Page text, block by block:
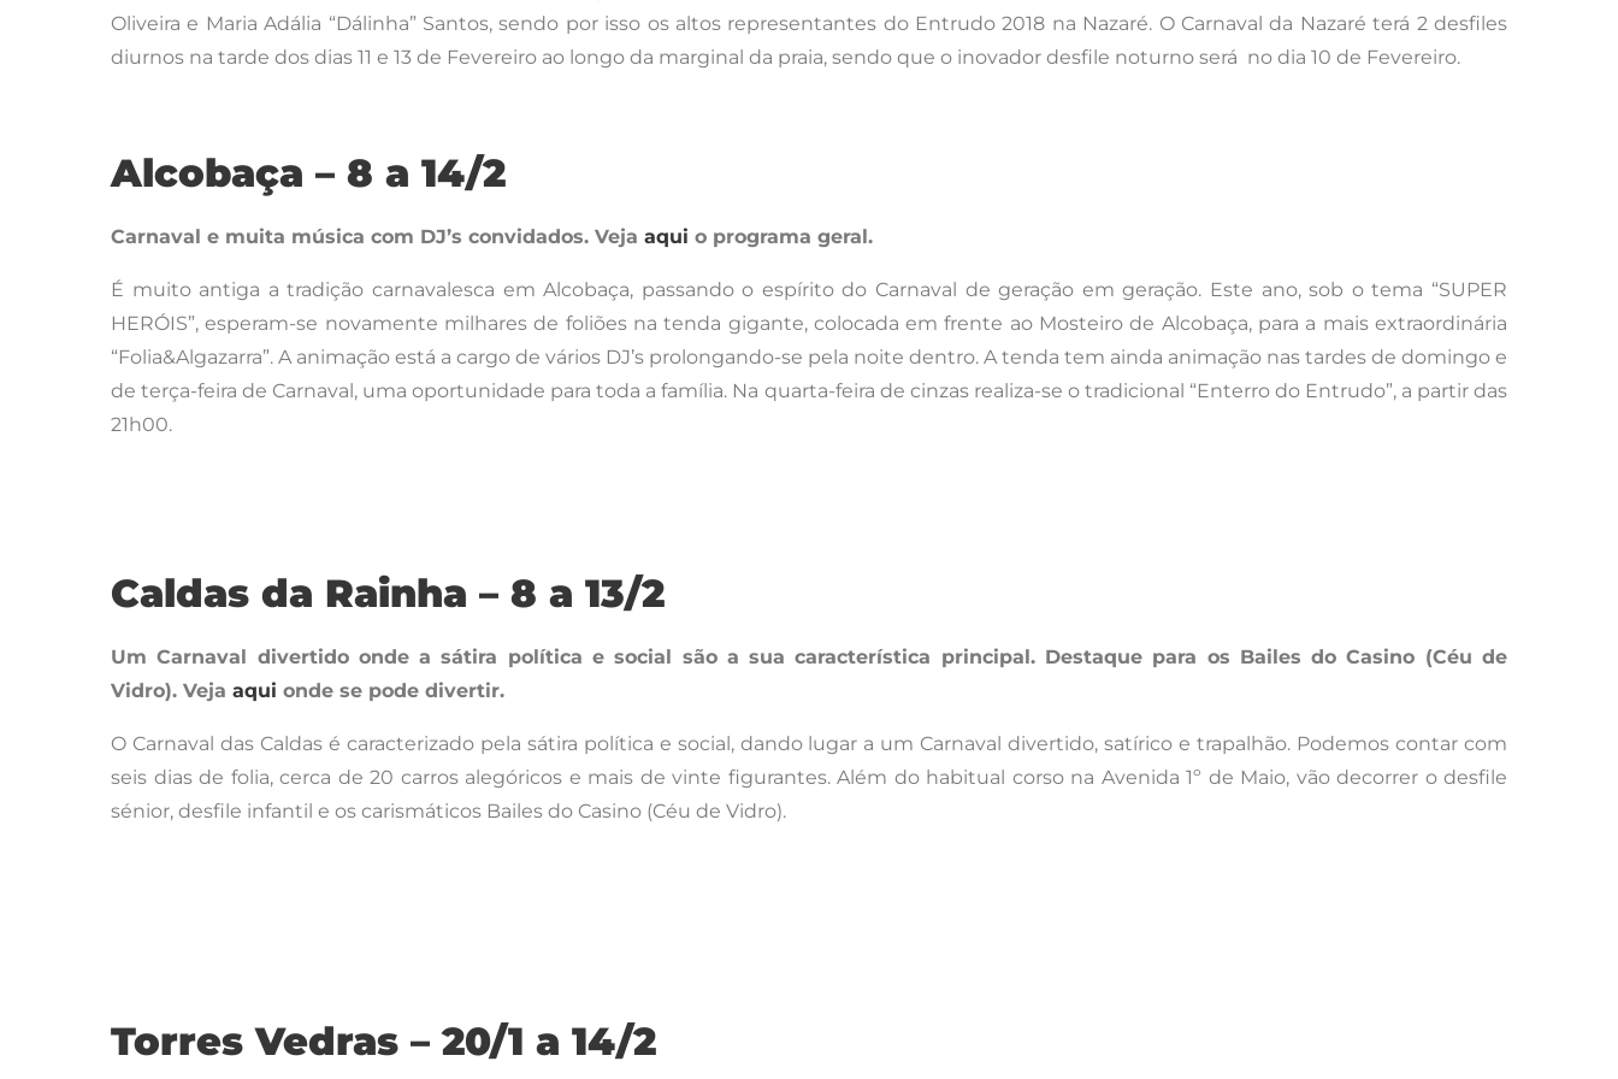
Oliveira e Maria Adália “Dálinha” Santos, sendo por isso os altos representantes do Entrudo 2018 na Nazaré. O Carnaval da Nazaré terá 2 desfiles
diurnos na tarde dos dias 11 e 13 de Fevereiro ao longo da marginal da praia, sendo que o inovador desfile noturno será no dia 10 de Fevereiro.
Alcobaça – 8 a 14/2
Carnaval e muita música com DJ’s convidados. Veja aqui o programa geral.
É muito antiga a tradição carnavalesca em Alcobaça, passando o espírito do Carnaval de geração em geração. Este ano, sob o tema “SUPER
HERÓIS”, esperam-se novamente milhares de foliões na tenda gigante, colocada em frente ao Mosteiro de Alcobaça, para a mais extraordinária
“Folia&Algazarra”. A animação está a cargo de vários DJ’s prolongando-se pela noite dentro. A tenda tem ainda animação nas tardes de domingo e
de terça-feira de Carnaval, uma oportunidade para toda a família. Na quarta-feira de cinzas realiza-se o tradicional “Enterro do Entrudo”, a partir das
21h00.
Caldas da Rainha – 8 a 13/2
Um Carnaval divertido onde a sátira política e social são a sua característica principal. Destaque para os Bailes do Casino (Céu de
Vidro). Veja aqui onde se pode divertir.
O Carnaval das Caldas é caracterizado pela sátira política e social, dando lugar a um Carnaval divertido, satírico e trapalhão. Podemos contar com
seis dias de folia, cerca de 20 carros alegóricos e mais de vinte figurantes. Além do habitual corso na Avenida 1º de Maio, vão decorrer o desfile
sénior, desfile infantil e os carismáticos Bailes do Casino (Céu de Vidro).
Torres Vedras – 20/1 a 14/2